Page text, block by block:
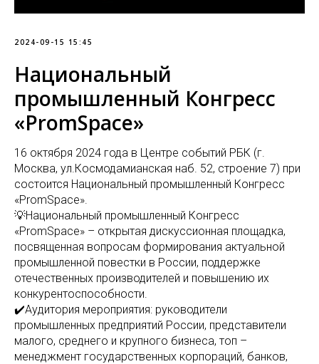
2024-09-15 15:45
Национальный
промышленный Конгресс
«PromSpace»
16 октября 2024 года в Центре событий РБК (г.
Москва, ул.Космодамианская наб. 52, строение 7) при
состоится Национальный промышленный Конгресс
«PromSpace».
💡Национальный промышленный Конгресс
«PromSpace» – открытая дискуссионная площадка,
посвященная вопросам формирования актуальной
промышленной повестки в России, поддержке
отечественных производителей и повышению их
конкурентоспособности.
✔️Аудитория мероприятия: руководители
промышленных предприятий России, представители
малого, среднего и крупного бизнеса, топ –
менеджмент государственных корпораций, банков,